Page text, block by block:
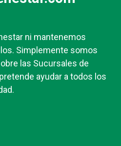
ni mantenemos
Simplemente somos
las Sucursales de
ayudar a todos los